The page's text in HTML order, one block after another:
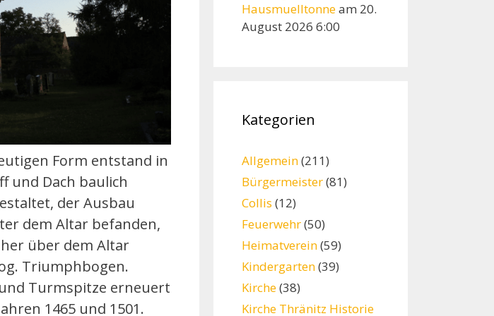
Form entstand in
und Dach baulich
der Ausbau
dem Altar befanden,
über dem Altar
Triumphbogen.
Turmspitze erneuert
1465 und 1501.
Hausmuelltonneam 20.
August 2026 6:00
Kategorien
Allgemein(211)
Bürgermeister(81)
Collis (12)
Feuerwehr(50)
Heimatverein(59)
Kindergarten(39)
Kirche(38)
Kirche Thränitz Historie